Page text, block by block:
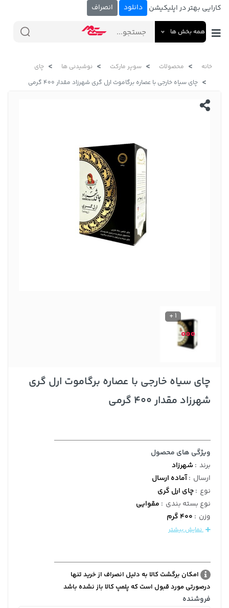
کارایی بهتر در اپلیکیشن دانلود انصراف
همه بخش ها
خانه محصولات سوپر مارکت نوشیدنی ها
چای
چای سیاه خارجی با عصاره برگاموت ارل گری شهرزاد مقدار 400 گرمی
1 +
چای سیاه خارجی با عصاره برگاموت ارل گری
شهرزاد مقدار 400 گرمی
ویژگی های محصول
برند :شهرزاد
ارسال :آماده ارسال
نوع :چای ارل گری
نوع بسته بندی : مقوایی
وزن : 400 گرم
نمایش بیشتر
امکان برگشت کالا به دلیل انصراف از خرید تنها
درصورتی مورد قبول است که پلمپ کالا باز نشده باشد
فروشنده